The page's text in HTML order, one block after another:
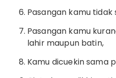
Pasangan kamu tidak
Pasangan kamu
lahir maupun batin,
Kamu dicuekin sama